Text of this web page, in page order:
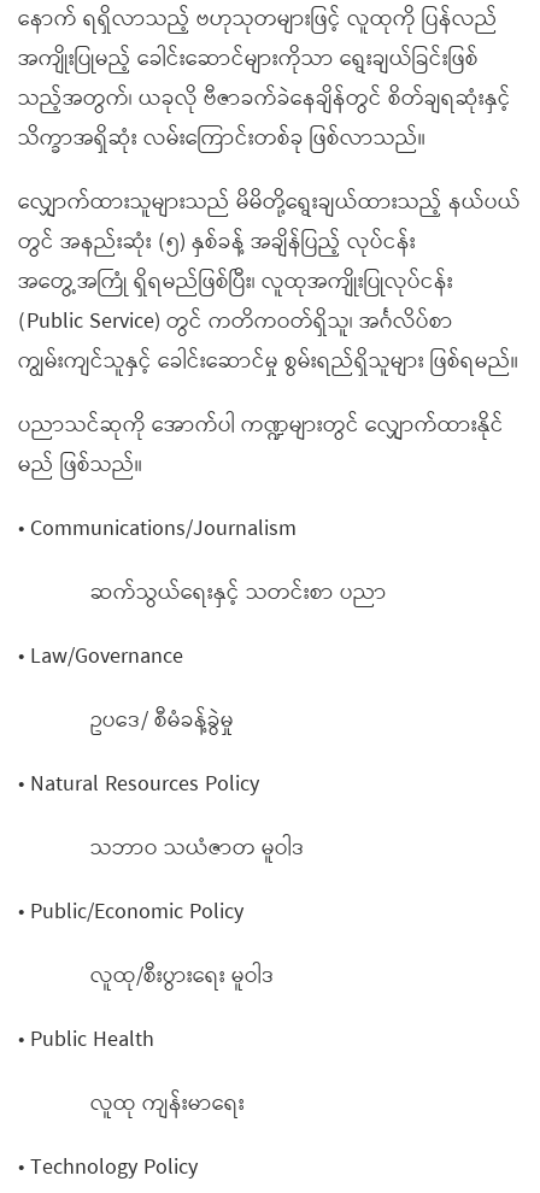
နောက် ရရှိလာသည့် ဗဟုသုတများဖြင့် လူထုကို ပြန်လည်
အကျိုးပြုမည့် ခေါင်းဆောင်များကိုသာ ရွေးချယ်ခြင်းဖြစ်
သည့်အတွက်၊ ယခုလို ဗီဇာခက်ခဲနေချိန်တွင် စိတ်ချရဆုံးနှင့်
သိက္ခာအရှိဆုံး လမ်းကြောင်းတစ်ခု ဖြစ်လာသည်။
လျှောက်ထားသူများသည် မိမိတို့ရွေးချယ်ထားသည့် နယ်ပယ်
တွင် အနည်းဆုံး (၅) နှစ်ခန့် အချိန်ပြည့် လုပ်ငန်း
အတွေ့အကြုံ ရှိရမည်ဖြစ်ပြီး၊ လူထုအကျိုးပြုလုပ်ငန်း
(Public Service) တွင် ကတိကဝတ်ရှိသူ၊ အင်္ဂလိပ်စာ
ကျွမ်းကျင်သူနှင့် ခေါင်းဆောင်မှု စွမ်းရည်ရှိသူများ ဖြစ်ရမည်။
ပညာသင်ဆုကို အောက်ပါ ကဏ္ဍများတွင် လျှောက်ထားနိုင်
မည် ဖြစ်သည်။
• Communications/Journalism
ဆက်သွယ်ရေးနှင့် သတင်းစာ ပညာ
• Law/Governance
ဥပဒေ/ စီမံခန့်ခွဲမှု
• Natural Resources Policy
သဘာဝ သယံဇာတ မူဝါဒ
• Public/Economic Policy
လူထု/စီးပွားရေး မူဝါဒ
• Public Health
လူထု ကျန်းမာရေး
• Technology Policy